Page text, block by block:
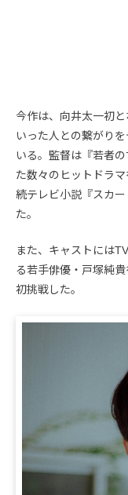
今作は、向井太一初
いった人との繋がり
いる。監督は『若者
た数々のヒットドラ
続テレビ小説『スカ
た。
また、キャストには
る若手俳優・戸塚純
初挑戦した。